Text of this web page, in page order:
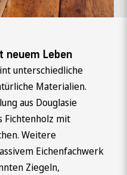
neuem Leben
unterschiedliche
Materialien.
aus Douglasie
Fichtenholz mit
Weitere
Eichenfachwerk
Ziegeln,